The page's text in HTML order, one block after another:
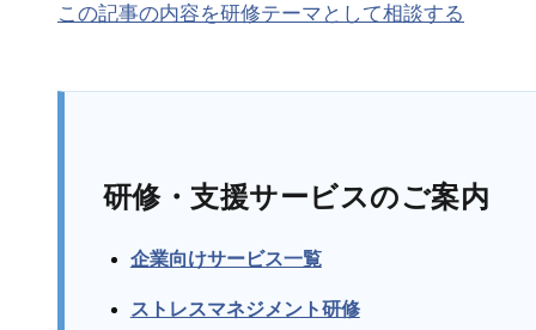
この記事の内容を研修テーマとして相談する
研修・支援サービスのご案内
企業向けサービス一覧
ストレスマネジメント研修